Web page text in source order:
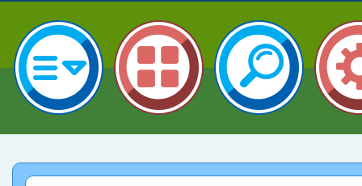
名 指導老師王老師、
園市英語競賽國小朗讀
指導老師林老師
賀！本校參加桃園市中
賽 劉文瑛教師榮獲教
臺灣台語-第二名
賀！本校參與2026世
市賽榮獲科學小創客佳
創客第三名。
賀！本校參加桃園市中
賽 洪綺君教師榮獲社
賀！本校阿巴斯O蜜、